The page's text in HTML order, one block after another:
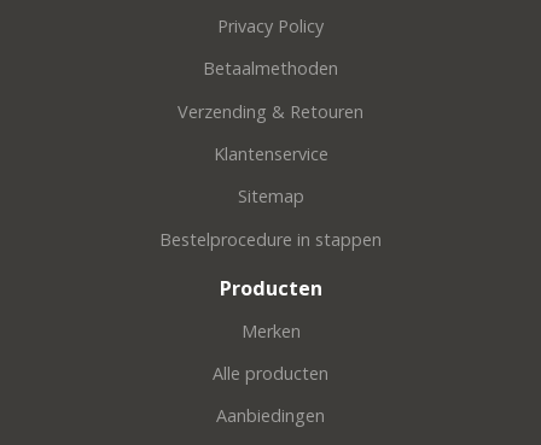
Privacy Policy
Betaalmethoden
Verzending & Retouren
Klantenservice
Sitemap
Bestelprocedure in stappen
Producten
Merken
Alle producten
Aanbiedingen